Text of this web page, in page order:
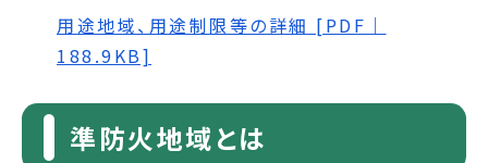
用途地域、用途制限等の詳細 [PDF｜
188.9KB]
準防火地域とは